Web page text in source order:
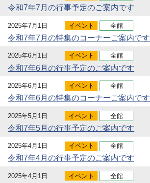
令和7年7月の行事予定のご案内です
2025年7月1日 イベント 全館
令和7年7月の特集のコーナーご案内です
2025年6月1日 イベント 全館
令和7年6月の行事予定のご案内です
2025年6月1日 イベント 全館
令和7年6月の特集のコーナーご案内です
2025年5月1日 イベント 全館
令和7年5月の行事予定のご案内です
2025年4月1日 イベント 全館
令和7年4月の行事予定のご案内です
2025年4月1日 イベント 全館